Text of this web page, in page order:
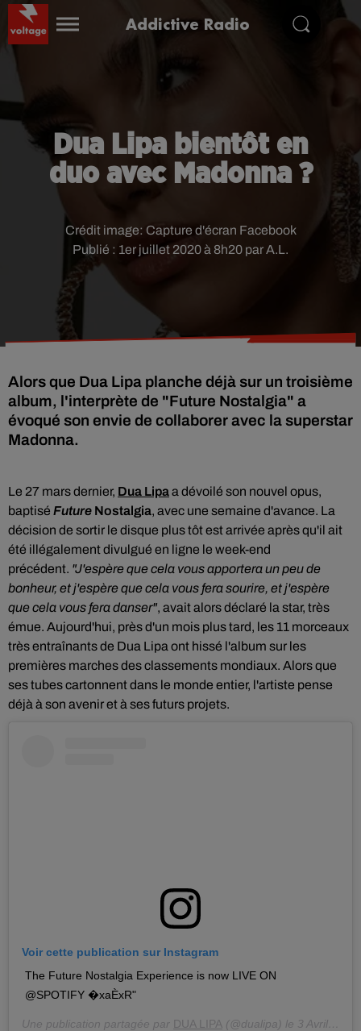
Addictive Radio
Dua Lipa bientôt en
duo avec Madonna ?
Publié : 1er juillet 2020 à 8h20 par A.L.
Crédit image: Capture d'écran Facebook
Alors que Dua Lipa planche déjà sur un troisième
album, l'interprète de "Future Nostalgia" a
évoqué son envie de collaborer avec la superstar
Madonna.
Le 27 mars dernier, Dua Lipaa dévoilé son nouvel opus,
baptisé Future Nostalgia, avec une semaine d'avance. La
décision de sortir le disque plus tôt est arrivée après qu'il ait
été illégalement divulgué en ligne le week-end
précédent. "J'espère que cela vous apportera un peu de
bonheur, et j'espère que cela vous fera sourire, et j'espère
que cela vous fera danser", avait alors déclaré la star, très
émue. Aujourd'hui, près d'un mois plus tard, les 11 morceaux
très entraînants de Dua Lipa ont hissé l'album sur les
premières marches des classements mondiaux. Alors que
ses tubes cartonnent dans le monde entier, l'artiste pense
déjà à son avenir et à ses futurs projets.
Voir cette publication sur Instagram
The Future Nostalgia Experience is now LIVE ON
@SPOTIFY �xaÈxR"
Une publication partagée par DUA LIPA (@dualipa) le 3 Avril 2020 à 5 :40 PDT